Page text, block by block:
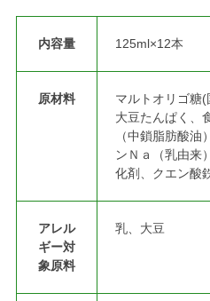
内容量 125ml×12本
原材料
マルトオリゴ糖(
大豆たんぱく、
（中鎖脂肪酸油
ンＮａ（乳由来
化剤、クエン酸
アレル
ギー対
象原料
乳、大豆